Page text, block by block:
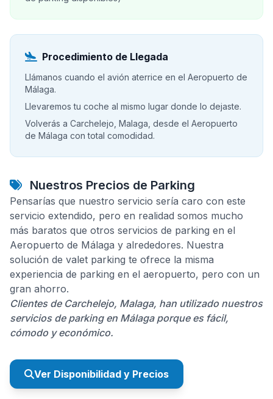
Procedimiento de Llegada
Llámanos cuando el avión aterrice en el Aeropuerto de
Málaga.
Llevaremos tu coche al mismo lugar donde lo dejaste.
Volverás a Carchelejo, Malaga, desde el Aeropuerto
de Málaga con total comodidad.
Nuestros Precios de Parking
Pensarías que nuestro servicio sería caro con este
servicio extendido, pero en realidad somos mucho
más baratos que otros servicios de parking en el
Aeropuerto de Málaga y alrededores. Nuestra
solución de valet parking te ofrece la misma
experiencia de parking en el aeropuerto, pero con un
gran ahorro.
Clientes de Carchelejo, Malaga, han utilizado nuestros
servicios de parking en Málaga porque es fácil,
cómodo y económico.
Ver Disponibilidad y Precios